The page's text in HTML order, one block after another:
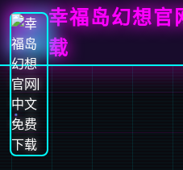
幸福岛幻想官
载